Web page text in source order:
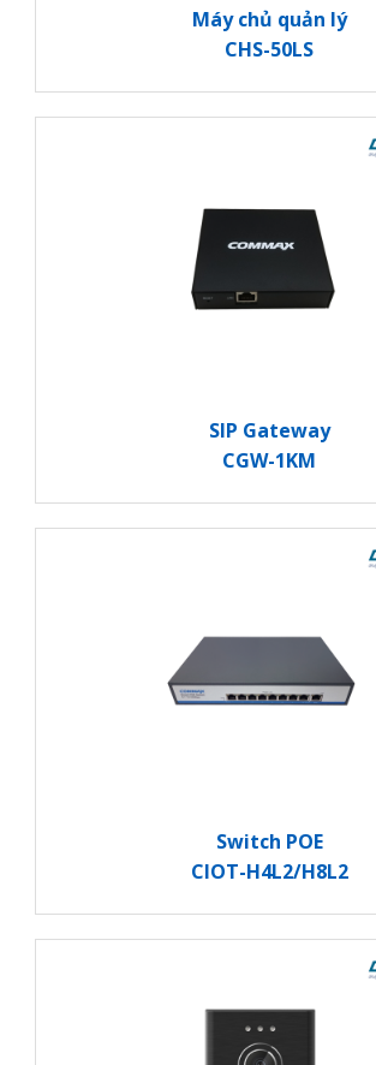
Máy chủ quản lý
CHS-50LS
SIP Gateway
CGW-1KM
Switch POE
CIOT-H4L2/H8L2